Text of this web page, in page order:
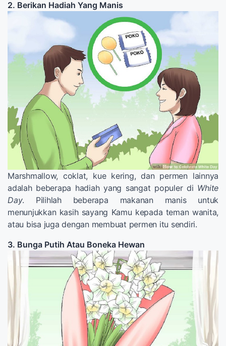
2. Berikan Hadiah Yang Manis
Marshmallow, coklat, kue kering, dan permen lainnya
adalah beberapa hadiah yang sangat populer di White
Day. Pilihlah beberapa makanan manis untuk
menunjukkan kasih sayang Kamu kepada teman wanita,
atau bisa juga dengan membuat permen itu sendiri.
3. Bunga Putih Atau Boneka Hewan